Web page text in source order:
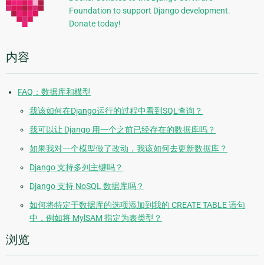
息
Foundation to support Django development.
Donate today!
内容
FAQ：数据库和模型
我该如何在Django运行的过程中看到SQL查询？
我可以让 Django 用一个之前已经存在的数据库吗？
如果我对一个模型做了改动，我该如何去更新数据库？
Django 支持多列主键吗？
Django 支持 NoSQL 数据库吗？
如何将特定于数据库的选项添加到我的 CREATE TABLE 语句
中，例如将 MylSAM 指定为表类型？
浏览